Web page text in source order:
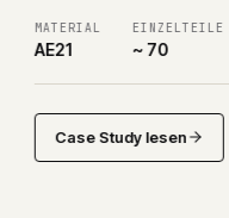
MATERIAL
AE21
EINZELTEILE
~ 70
Case Study lesen